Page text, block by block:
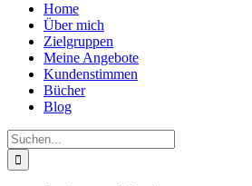
Home
Über mich
Zielgruppen
Meine Angebote
Kundenstimmen
Bücher
Blog
Suche
nach: